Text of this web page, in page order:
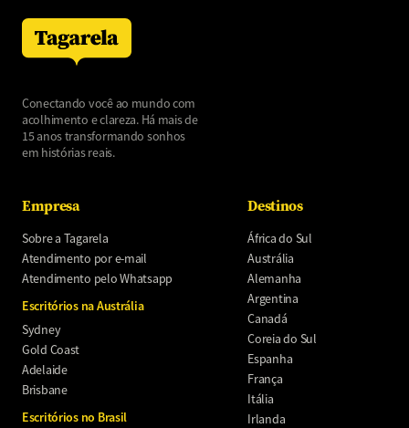
Conectando você ao mundo com
acolhimento e clareza. Há mais de
15 anos transformando sonhos
em histórias reais.
Empresa
Sobre a Tagarela
Atendimento por e-mail
Atendimento pelo Whatsapp
Escritórios na Austrália
Sydney
Gold Coast
Adelaide
Brisbane
Escritórios no Brasil
Destinos
África do Sul
Austrália
Alemanha
Argentina
Canadá
Coreia do Sul
Espanha
França
Itália
Irlanda